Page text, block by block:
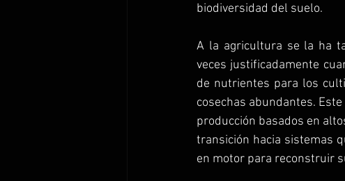
biodiversidad del suelo.
A la agricultura se la ha
veces justificadamente
de nutrientes para los
cosechas abundantes.
producción basados en
transición hacia sistemas
en motor para reconstruir